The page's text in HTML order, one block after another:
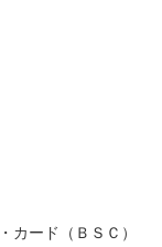
ード（ＢＳＣ）